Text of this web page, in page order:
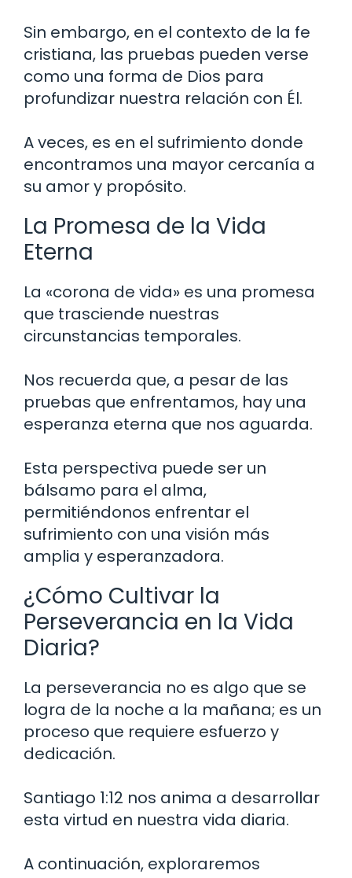
Sin embargo, en el contexto de la fe
cristiana, las pruebas pueden verse
como una forma de Dios para
profundizar nuestra relación con Él.
A veces, es en el sufrimiento donde
encontramos una mayor cercanía a
su amor y propósito.
La Promesa de la Vida
Eterna
La «corona de vida» es una promesa
que trasciende nuestras
circunstancias temporales.
Nos recuerda que, a pesar de las
pruebas que enfrentamos, hay una
esperanza eterna que nos aguarda.
Esta perspectiva puede ser un
bálsamo para el alma,
permitiéndonos enfrentar el
sufrimiento con una visión más
amplia y esperanzadora.
¿Cómo Cultivar la
Perseverancia en la Vida
Diaria?
La perseverancia no es algo que se
logra de la noche a la mañana; es un
proceso que requiere esfuerzo y
dedicación.
Santiago 1:12 nos anima a desarrollar
esta virtud en nuestra vida diaria.
A continuación, exploraremos